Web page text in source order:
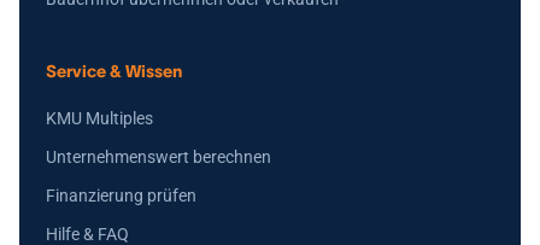
Service & Wissen
KMU Multiples
Unternehmenswert berechnen
Finanzierung prüfen
Hilfe & FAQ